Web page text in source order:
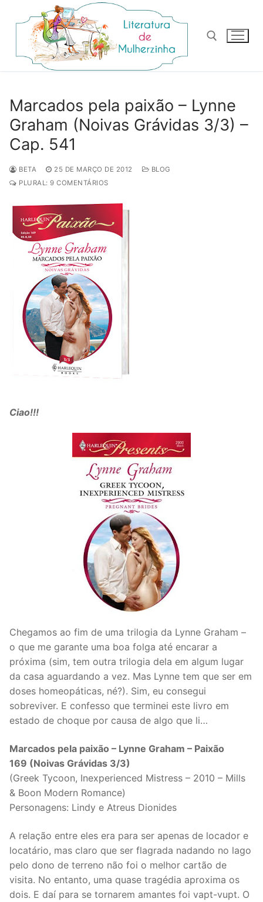
para
conteúdo
Marcados pela paixão – Lynne
Graham (Noivas Grávidas 3/3) –
Cap. 541
BETA 25 DE MARÇO DE 2012
BLOG
PLURAL: 9 COMENTÁRIOS
Ciao!!!
Chegamos ao fim de uma trilogia da Lynne Graham –
o que me garante uma boa folga até encarar a
próxima (sim, tem outra trilogia dela em algum lugar
da casa aguardando a vez. Mas Lynne tem que ser em
doses homeopáticas, né?). Sim, eu consegui
sobreviver. E confesso que terminei este livro em
estado de choque por causa de algo que li…
Marcados pela paixão – Lynne Graham – Paixão
169 (Noivas Grávidas 3/3)
(Greek Tycoon, Inexperienced Mistress – 2010 – Mills
& Boon Modern Romance)
Personagens: Lindy e Atreus Dionides
A relação entre eles era para ser apenas de locador e
locatário, mas claro que ser flagrada nadando no lago
pelo dono de terreno não foi o melhor cartão de
visita. No entanto, uma quase tragédia aproxima os
dois. E daí para se tornarem amantes foi vapt-vupt. O